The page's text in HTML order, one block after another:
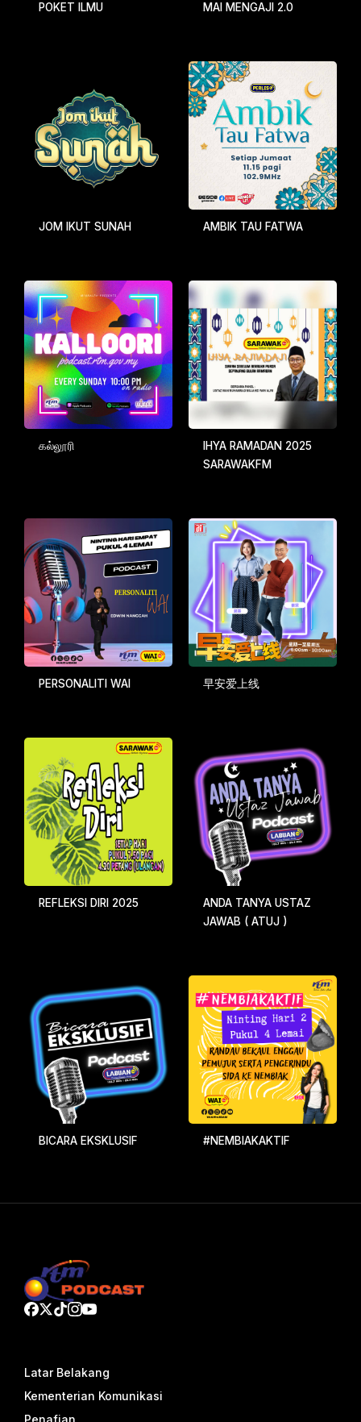
POKET ILMU MAI MENGAJI 2.0
JOM IKUT SUNAH AMBIK TAU FATWA
கல்லூரி
IHYA RAMADAN 2025
SARAWAKFM
PERSONALITI WAI 早安爱上线
REFLEKSI DIRI 2025
ANDA TANYA USTAZ
JAWAB ( ATUJ )
BICARA EKSKLUSIF #NEMBIAKAKTIF
Latar Belakang
Kementerian Komunikasi